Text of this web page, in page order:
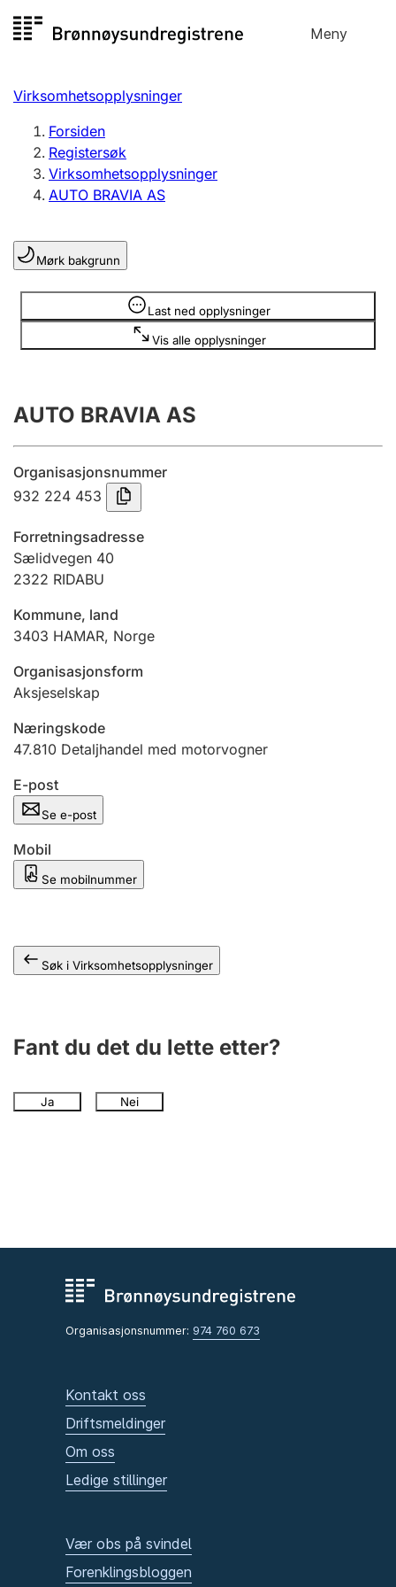
til
Meny
Registersøk
Aksjeselskap
Enkeltpersonforetak
Registrere, endre, slette
Lag og forening
Registrere, endre, slette
Årsregnskap
Innsending og forsinkelsesgebyr
Jeger
Ektepaktveileder
Offentlig sektor
Andre tema
Virksomhetsopplysninger
Forsiden
Registersøk
Virksomhetsopplysninger
AUTO BRAVIA AS
Mørk bakgrunn
Last ned opplysninger
Vis alle opplysninger
Opplysninger er skjult
AUTO BRAVIA AS
Organisasjonsnummer
932 224 453
Forretningsadresse
Sælidvegen 40
2322 RIDABU
Kommune, land
3403 HAMAR, Norge
Organisasjonsform
Aksjeselskap
Næringskode
47.810 Detaljhandel med motorvogner
E-post
Se e-post
Mobil
Se mobilnummer
Søk i Virksomhetsopplysninger
Fant du det du lette etter?
Ja Nei
Organisasjonsnummer: 974 760 673
Kontakt oss
Driftsmeldinger
Om oss
Ledige stillinger
Vær obs på svindel
Forenklingsbloggen